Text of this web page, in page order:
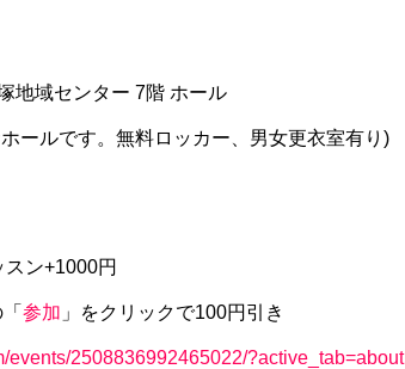
地域センター 7階 ホール
ールです。無料ロッカー、男女更衣室有り)
ン+1000円
参加 」をクリックで100円引き
events/2508836992465022/?active_tab=about